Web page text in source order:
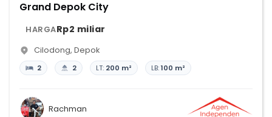
Grand Depok City
HARGARp2 miliar
Cilodong, Depok
2 2 LT: 200 m² LB:100 m²
Rachman